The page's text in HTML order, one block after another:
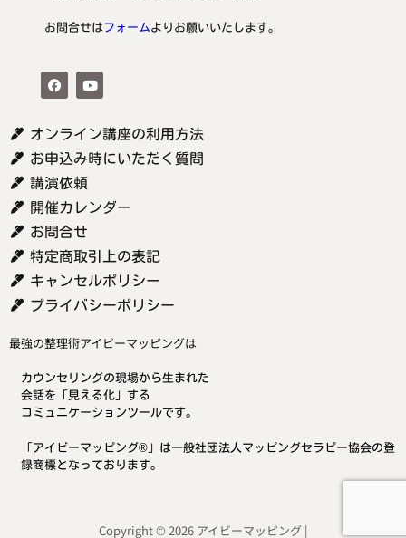
お問合せはフォームよりお願いいたします。
オンライン講座の利用方法
お申込み時にいただく質問
講演依頼
開催カレンダー
お問合せ
特定商取引上の表記
キャンセルポリシー
プライバシーポリシー
最強の整理術アイビーマッピングは
カウンセリングの現場から生まれた
会話を「見える化」する
コミュニケーションツールです。
「アイビーマッピング®」は一般社団法人マッピングセラピー協会の登
録商標となっております。
Copyright © 2026 アイビーマッピング |